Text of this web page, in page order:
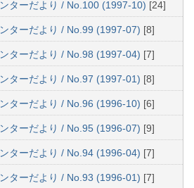
ターだより / No.100 (1997-10) [24]
ターだより / No.99 (1997-07) [8]
ターだより / No.98 (1997-04) [7]
ターだより / No.97 (1997-01) [8]
ターだより / No.96 (1996-10) [6]
ターだより / No.95 (1996-07) [9]
ターだより / No.94 (1996-04) [7]
ターだより / No.93 (1996-01) [7]